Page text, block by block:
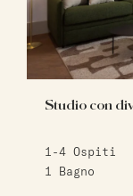
Studio con
1-4 Ospiti
1
Bagno